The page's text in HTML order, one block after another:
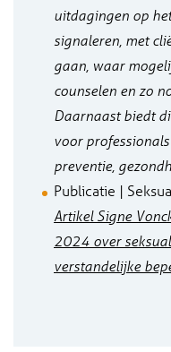
uitdagingen op
signaleren, met
gaan, waar
counselen en zo
Daarnaast biedt
voor
preventie,
Publicatie |
Artikel Signe
2024 over
verstandelijke